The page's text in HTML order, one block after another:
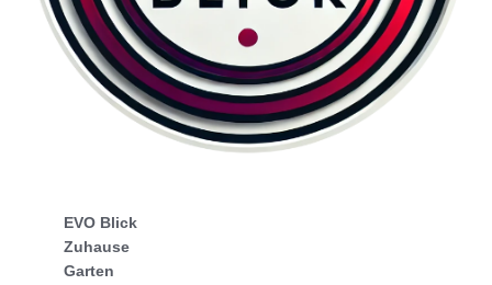
EVO Blick
Zuhause
Garten